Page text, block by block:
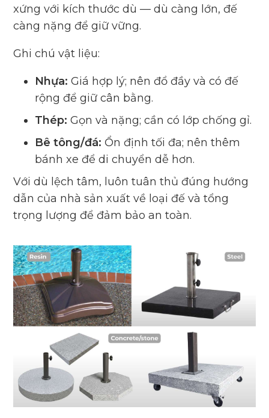
xứng với kích thước dù — dù càng lớn, đế
càng nặng để giữ vững.
Ghi chú vật liệu:
Nhựa: Giá hợp lý; nên đổ đầy và có đế
rộng để giữ cân bằng.
Thép: Gọn và nặng; cần có lớp chống gỉ.
Bê tông/đá: Ổn định tối đa; nên thêm
bánh xe để di chuyển dễ hơn.
Với dù lệch tâm, luôn tuân thủ đúng hướng
dẫn của nhà sản xuất về loại đế và tổng
trọng lượng để đảm bảo an toàn.